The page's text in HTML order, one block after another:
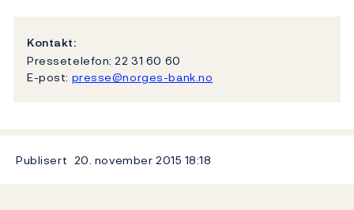
Kontakt:
Pressetelefon: 22 31 60 60
E-post: presse@norges-bank.no
Publisert 20. november 2015 18:18